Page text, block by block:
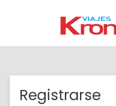
Registrarse